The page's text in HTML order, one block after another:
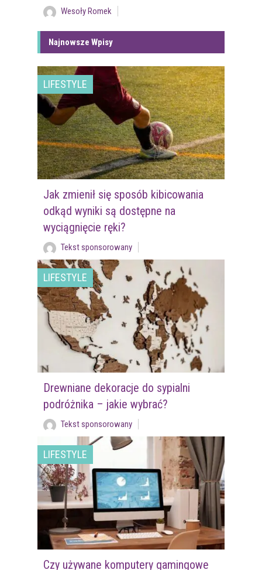
Wesoły Romek
Najnowsze Wpisy
LIFESTYLE
Jak zmienił się sposób kibicowania
odkąd wyniki są dostępne na
wyciągnięcie ręki?
Tekst sponsorowany
LIFESTYLE
Drewniane dekoracje do sypialni
podróżnika – jakie wybrać?
Tekst sponsorowany
LIFESTYLE
Czy używane komputery gamingowe